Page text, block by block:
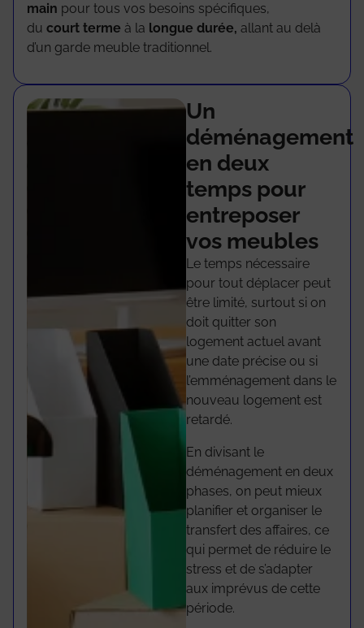
main pour tous vos besoins spécifiques,
du court terme à la longue durée, allant au delà
d’un garde meuble traditionnel.
Un
déménagement
en deux
temps pour
entreposer
vos meubles
Le temps nécessaire
pour tout déplacer peut
être limité, surtout si on
doit quitter son
logement actuel avant
une date précise ou si
l’emménagement dans le
nouveau logement est
retardé.
En divisant le
déménagement en deux
phases, on peut mieux
planifier et organiser le
transfert des affaires, ce
qui permet de réduire le
stress et de s’adapter
aux imprévus de cette
période.